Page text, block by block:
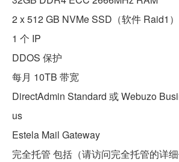
2 x 512 GB NVMe SSD（软件 Raid1）
1 个 IP
DDOS 保护
每月 10TB 带宽
DirectAdmin Standard 或 Webuzo
us
Estela Mail Gateway
完全托管 包括（请访问完全托管的详